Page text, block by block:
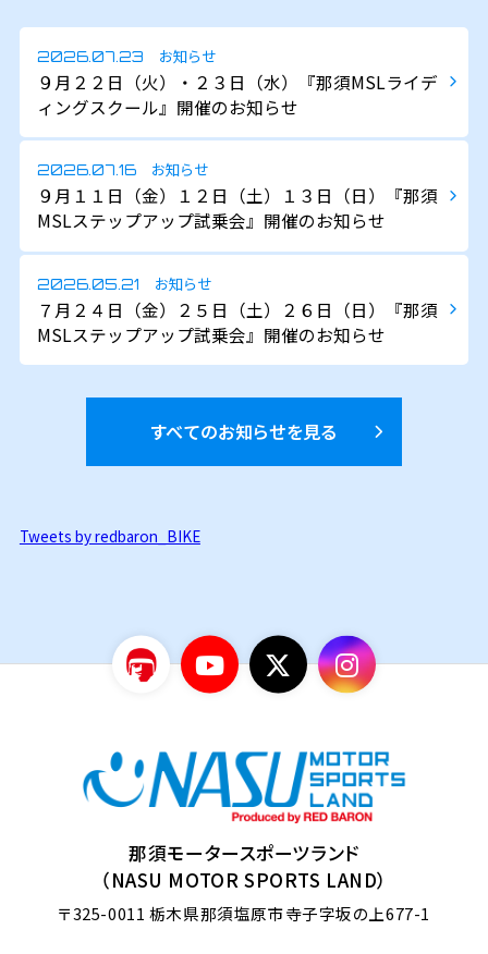
2026.07.23 お知らせ
９月２２日（火）・２３日（水）『那須MSLライデ
ィングスクール』開催のお知らせ
2026.07.16 お知らせ
９月１１日（金）１２日（土）１３日（日）『那須
MSLステップアップ試乗会』開催のお知らせ
2026.05.21 お知らせ
７月２４日（金）２５日（土）２６日（日）『那須
MSLステップアップ試乗会』開催のお知らせ
すべてのお知らせを見る
Tweets by redbaron_BIKE
那須モータースポーツランド
（NASU MOTOR SPORTS LAND）
〒325-0011 栃木県那須塩原市寺子字坂の上677-1